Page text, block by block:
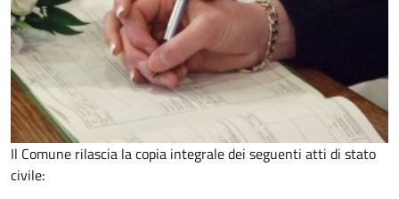
Il Comune rilascia la copia integrale dei seguenti atti di stato
civile: